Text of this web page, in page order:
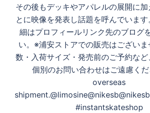
その後もデッキやアパレルの展開に
とに映像を発表し話題を呼んでいま
細はプロフィールリンク先のブログ
い。※浦安ストアでの販売はござい
数・入荷サイズ・発売前のご予約な
個別のお問い合わせはご遠慮く
overseas
#instantskateshop